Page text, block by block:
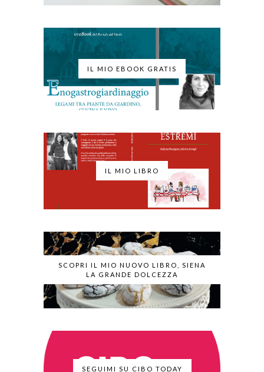
IL MIO EBOOK GRATIS
IL MIO LIBRO
SCOPRI IL MIO NUOVO LIBRO, SIENA
LA GRANDE DOLCEZZA
SEGUIMI SU CIBO TODAY